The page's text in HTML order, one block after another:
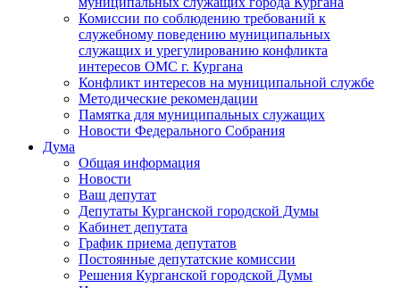
Комиссии по соблюдению требований к
служебному поведению муниципальных
служащих и урегулированию конфликта
интересов ОМС г. Кургана
Конфликт интересов на муниципальной службе
Методические рекомендации
Памятка для муниципальных служащих
Новости Федерального Cобрания
Дума
Общая информация
Новости
Ваш депутат
Депутаты Курганской городской Думы
Кабинет депутата
График приема депутатов
Постоянные депутатские комиссии
Решения Курганской городской Думы